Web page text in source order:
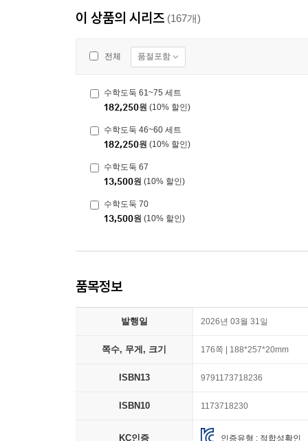
이 상품의 시리즈 (167개)
전체 품절포함
수학도둑 61~75 세트
182,250원 (10% 할인)
수학도둑 46~60 세트
182,250원 (10% 할인)
수학도둑 67
13,500원 (10% 할인)
수학도둑 70
13,500원 (10% 할인)
품목정보
발행일 2026년 03월 31일
쪽수, 무게, 크기 176쪽 | 188*257*20mm
ISBN13 9791173718236
ISBN10 1173718230
KC인증 인증유형 : 적합성확인